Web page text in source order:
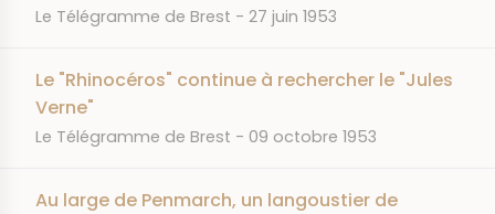
JOURNAL
Le Télégramme de Brest DATE
27 juin 1953
Le "Rhinocéros" continue à rechercher le "Jules
Verne"
JOURNAL
Le Télégramme de Brest DATE
09 octobre 1953
Au large de Penmarch, un langoustier de